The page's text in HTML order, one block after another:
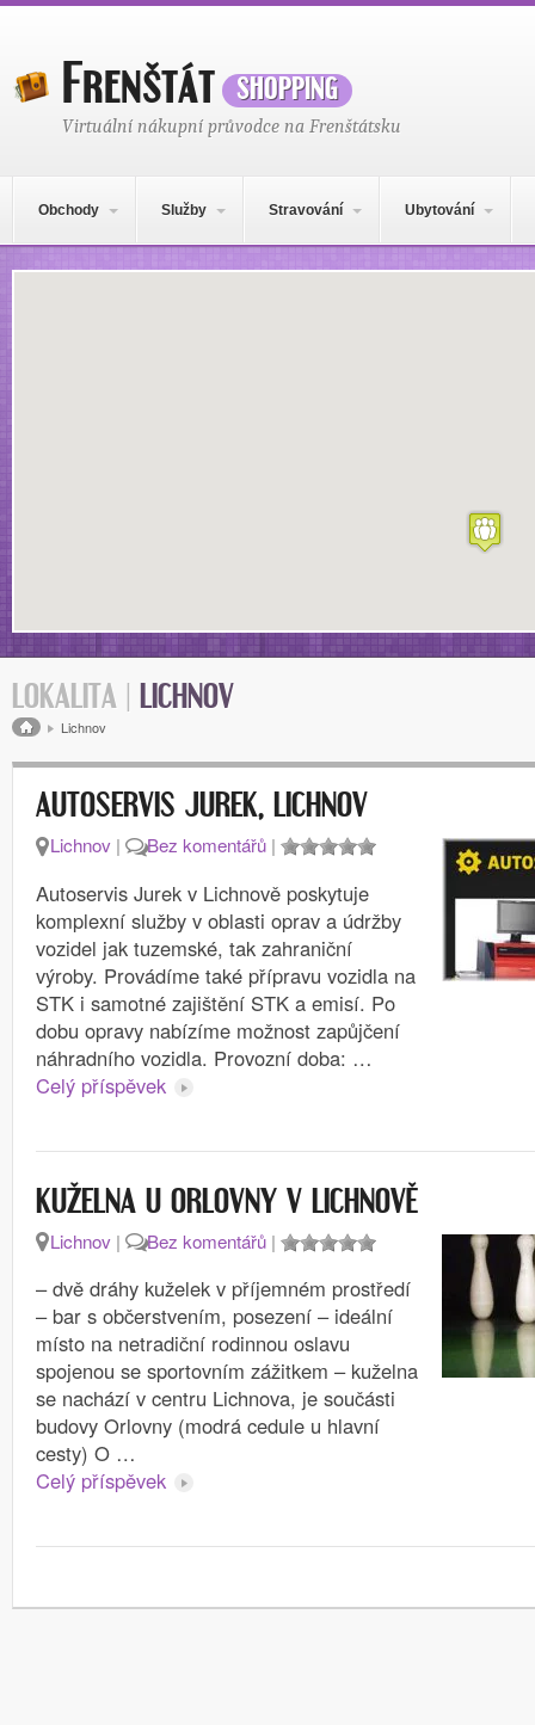
Frenštátshopping
Virtuální nákupní průvodce na Frenštátsku
Obchody Služby Stravování Ubytování
Mapa obsahu
LOKALITA | LICHNOV
Drobečková navigace
Lichnov
AUTOSERVIS JUREK, LICHNOV
Lichnov | Bez komentářů |
Autoservis Jurek v Lichnově poskytuje
komplexní služby v oblasti oprav a údržby
vozidel jak tuzemské, tak zahraniční
výroby. Provádíme také přípravu vozidla na
STK i samotné zajištění STK a emisí. Po
dobu opravy nabízíme možnost zapůjčení
náhradního vozidla. Provozní doba: …
Celý příspěvek
KUŽELNA U ORLOVNY V LICHNOVĚ
Lichnov | Bez komentářů |
– dvě dráhy kuželek v příjemném prostředí
– bar s občerstvením, posezení – ideální
místo na netradiční rodinnou oslavu
spojenou se sportovním zážitkem – kuželna
se nachází v centru Lichnova, je součásti
budovy Orlovny (modrá cedule u hlavní
cesty) O …
Celý příspěvek